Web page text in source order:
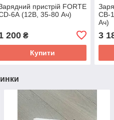
пристрій FORTE
6А (12В, 35-80 Ач)
200₴
Купити
CB-
Aч)
3